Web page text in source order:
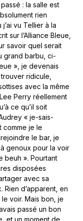
: la salle est
rien
vu Tellier à la
sur l’Alliance Bleue,
savoir quel serait
grand barbu, ci-
», je devenais
ridicule,
avec la même
Perry réellement
ce qu’il soit
« je-sais-
comme je le
le bar, je
genoux pour la voir
beuh ». Pourtant
disposées
avec sa
Rien d’apparent, en
voir. Mais bon, je
passé un bon
et un moment de